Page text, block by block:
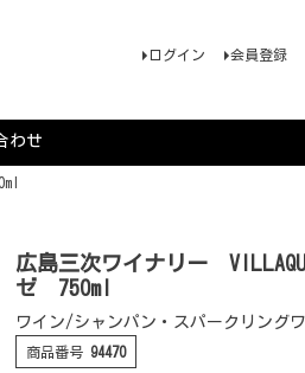
ログイン 会員登録
わせ
広島三次ワイナリー
ゼ 750ml
ワイン/シャンパン・スパークリング
商品番号 94470